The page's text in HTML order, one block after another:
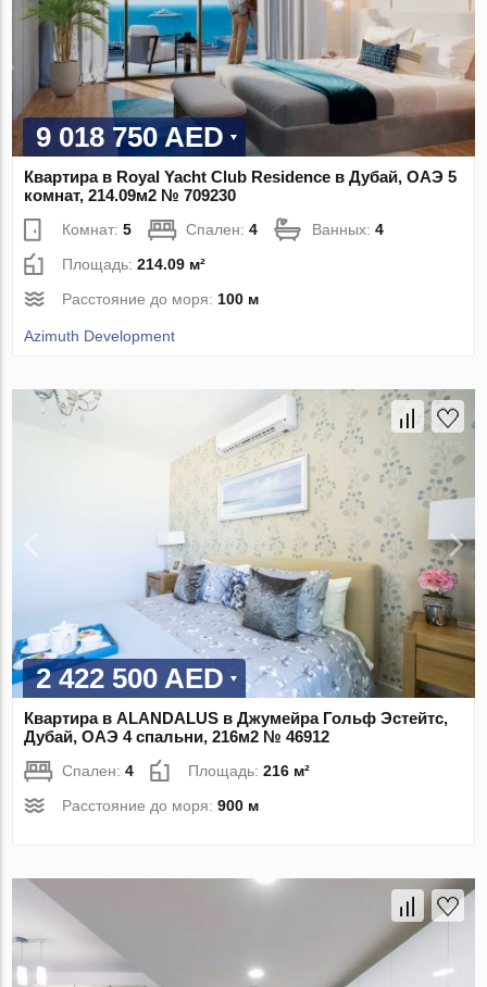
9 018 750 AED
Квартира в Royal Yacht Club Residence в Дубай, ОАЭ 5
комнат, 214.09м2 № 709230
Комнат:5 Спален:4 Ванных:4
Площадь:214.09 м²
Расстояние до моря:100 м
Azimuth Development
2 422 500 AED
Квартира в ALANDALUS в Джумейра Гольф Эстейтс,
Дубай, ОАЭ 4 спальни, 216м2 № 46912
Спален:4 Площадь:216 м²
Расстояние до моря:900 м